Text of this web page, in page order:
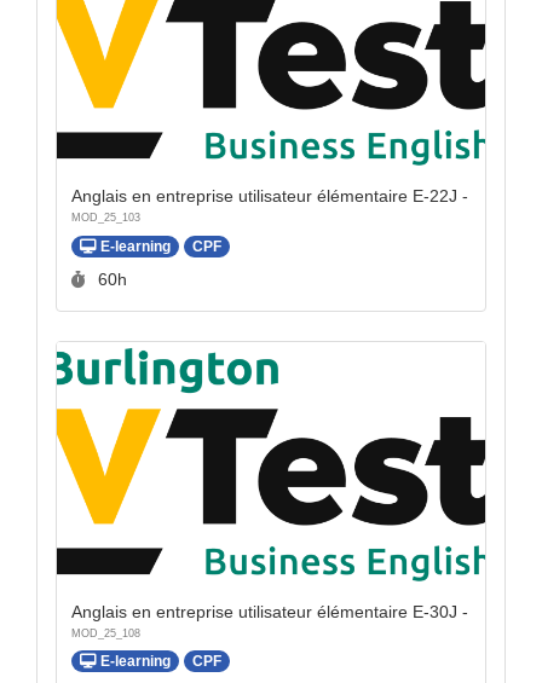
Anglais en entreprise utilisateur élémentaire E-22J -
MOD_25_103
E-learning CPF
Durée :
60h
Anglais en entreprise utilisateur élémentaire E-30J -
MOD_25_108
E-learning CPF